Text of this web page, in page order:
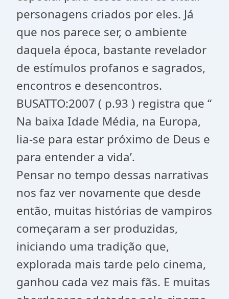
personagens criados por eles. Já
que nos parece ser, o ambiente
daquela época, bastante revelador
de estímulos profanos e sagrados,
encontros e desencontros.
BUSATTO:2007 ( p.93 ) registra que “
Na baixa Idade Média, na Europa,
lia-se para estar próximo de Deus e
para entender a vida’.
Pensar no tempo dessas narrativas
nos faz ver novamente que desde
então, muitas histórias de vampiros
começaram a ser produzidas,
iniciando uma tradição que,
explorada mais tarde pelo cinema,
ganhou cada vez mais fãs. E muitas